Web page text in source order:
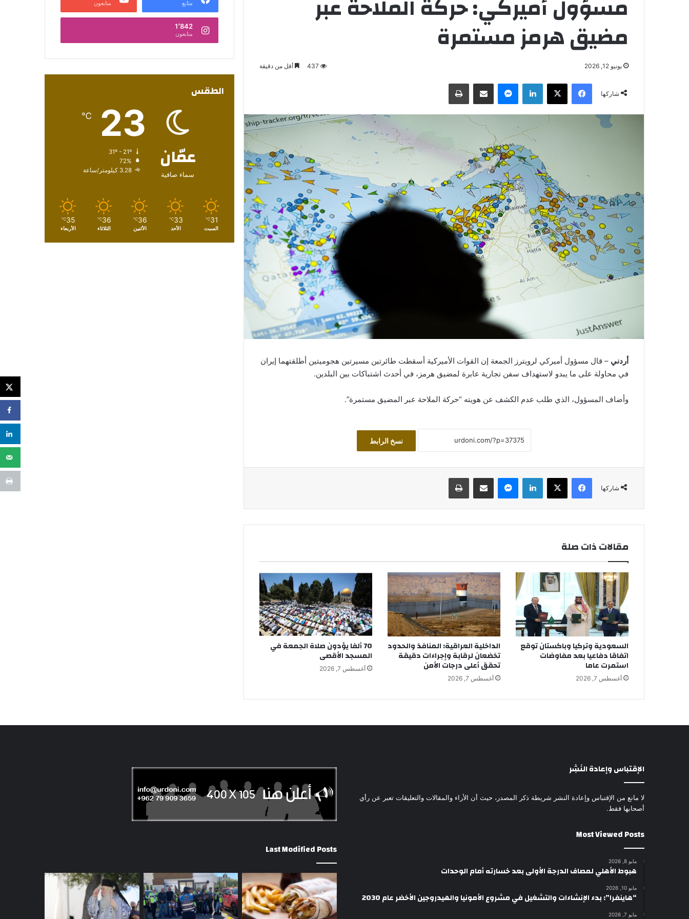
مسؤول أميركي: حركة الملاحة عبر
مضيق هرمز مستمرة
يونيو 12, 2026 437 أقل من دقيقة
شاركها
فيسبوك لينكدإن
أردني – قال مسؤول أميركي لرويترز الجمعة إن القوات الأميركية أسقطت طائرتين مسيرتين هجوميتين أطلقتهما إيران
في محاولة على ما يبدو لاستهداف سفن تجارية عابرة لمضيق هرمز، في أحدث اشتباكات بين البلدين.
وأضاف المسؤول، الذي طلب عدم الكشف عن هويته “حركة الملاحة عبر المضيق مستمرة”.
نسخ الرابط
شاركها
فيسبوك لينكدإن
مقالات ذات صلة
السعودية وتركيا وباكستان توقع
اتفاقا دفاعيا بعد مفاوضات
استمرت عاما
أغسطس 7, 2026
الداخلية العراقية: المنافذ والحدود
تخضعان لرقابة وإجراءات دقيقة
تحقق أعلى درجات الأمن
أغسطس 7, 2026
70 ألفا يؤدون صلاة الجمعة في
المسجد الأقصى
أغسطس 7, 2026
متابع متابعون
1٬842
متابعون
الطقس
عمّان
سماء صافية
23
℃
72%
3.28 كيلومتر/ساعة
31
℃
السبت
33
℃
الأحد
36
℃
الأثنين
36
℃
الثلاثاء
35
℃
الأربعاء
الإقتباس وإعادة النَشِر
لا مانع من الإقتباس وإعادة النشر شريطة ذكر المصدر، حيث أن الأراء والمقالات والتعليقات تعبر عن رأي
أصحابها فقط.
Most Viewed Posts
مايو 8, 2026
هبوط الأهلي لمصاف الدرجة الأولى بعد خسارته أمام الوحدات
مايو 10, 2026
“هاينفرا”: بدء الإنشاءات والتشغيل في مشروع الأمونيا والهيدروجين الأخضر عام 2030
مايو 7, 2026
Last Modified Posts